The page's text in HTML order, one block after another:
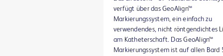
verschiedenen Größen wurden in mehr
zehn klinischen Studien weltweit
untersucht.7
verfügt über das GeoAlign™
Markierungssystem, ein einfach zu
verwendendes, nicht röntgendichtes
am Katheterschaft. Das GeoAlign™
Markierungssystem ist auf allen Bard